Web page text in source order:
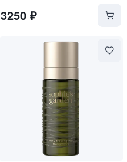
3250₽